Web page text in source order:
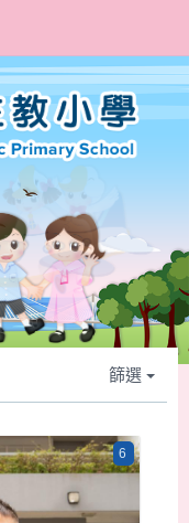
篩選
6